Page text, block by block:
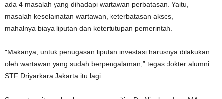
ada 4 masalah yang dihadapi wartawan perbatasan. Yaitu,
masalah keselamatan wartawan, keterbatasan akses,
mahalnya biaya liputan dan ketertutupan pemerintah.
“Makanya, untuk penugasan liputan investasi harusnya dilakukan
oleh wartawan yang sudah berpengalaman,” tegas dokter alumni
STF Driyarkara Jakarta itu lagi.